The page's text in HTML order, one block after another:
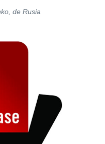
de Rusia